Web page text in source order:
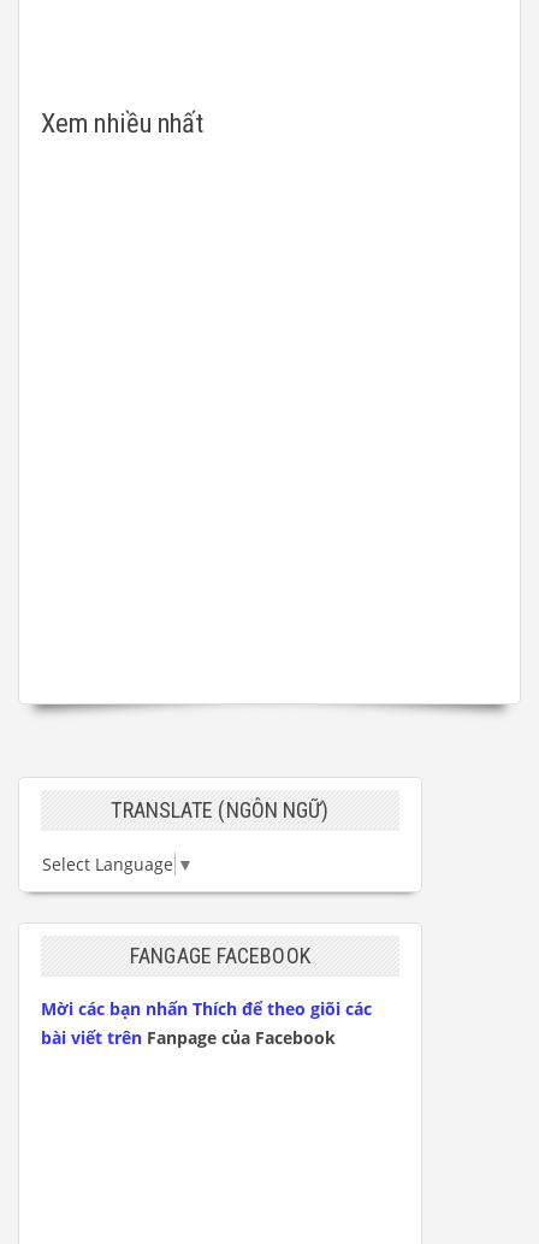
Xem nhiều nhất
TRANSLATE (NGÔN NGỮ)
Select Language ▼
FANGAGE FACEBOOK
Mời các bạn nhấn Thích để theo giõi các
bài viết trên Fanpage của Facebook